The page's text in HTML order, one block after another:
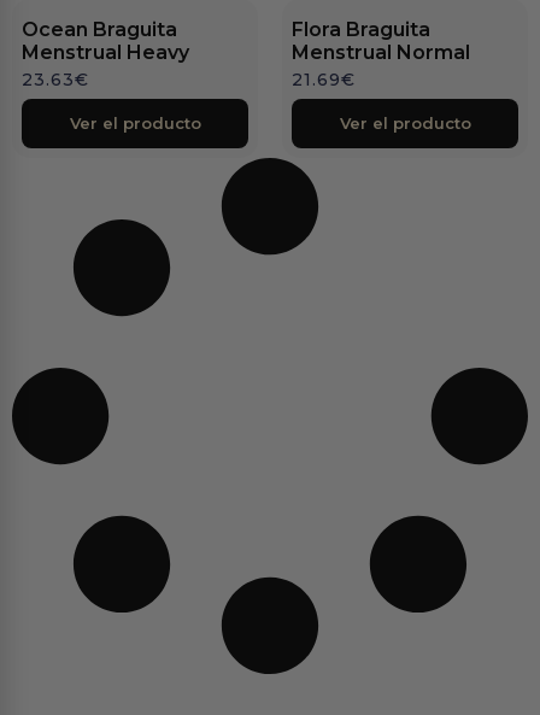
Ocean Braguita
Menstrual Heavy
23.63€
Ver el producto
Flora Braguita
Menstrual Normal
21.69€
Ver el producto